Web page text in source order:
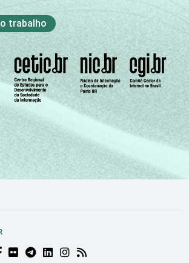
trabalho
DO NIC.BR (ABRE EM NOVA ABA)
DO NIC.BR (ABRE EM NOVA ABA)
DO NIC.BR (ABRE EM NOVA
FLICKR DO NIC.BR (ABRE EM NOVA
TELEGRAM DO NIC.BR (ABRE EM
LINKEDIN DO NIC.BR (ABRE
INSTAGRAM DO NIC.BR
RSS DO NIC.BR (ABRE